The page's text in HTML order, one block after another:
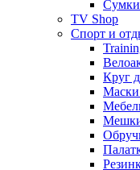
TV Shop
Спорт и
Круг
Маски